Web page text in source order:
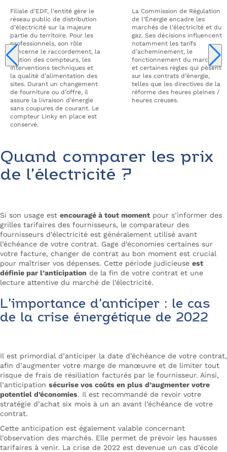
Filiale d’EDF, l’entité gère le
réseau public de distribution
d’électricité sur la majeure
partie du territoire. Pour les
professionnels, son rôle
concerne le raccordement, la
gestion des compteurs, les
interventions techniques et
la qualité d’alimentation des
sites. Durant un changement
de fourniture ou d’offre, il
assure la livraison d’énergie
sans coupures de courant. Le
compteur Linky en place est
conservé.
La Commission de Régulation
de l’Énergie encadre les
marchés de l’électricité et du
gaz. Ses décisions influencent
notamment les tarifs
d’acheminement, le
fonctionnement du marché
et certaines règles qui pèsent
sur les contrats d’énergie,
telles que les directives de la
réforme des heures pleines /
heures creuses.
Quand comparer les prix
de l’électricité ?
Si son usage est encouragé à tout moment pour s’informer des
grilles tarifaires des fournisseurs, le comparateur des
fournisseurs d’électricité est généralement utilisé avant
l’échéance de votre contrat. Gage d’économies certaines sur
votre facture, changer de contrat au bon moment est crucial
pour maîtriser vos dépenses. Cette période judicieuse est
définie par l’anticipation de la fin de votre contrat et une
lecture attentive du marché de l’électricité.
L’importance d’anticiper : le cas
de la crise énergétique de 2022
Il est primordial d’anticiper la date d’échéance de votre contrat,
afin d’augmenter votre marge de manœuvre et de limiter tout
risque de frais de résiliation facturés par le fournisseur. Ainsi,
l’anticipation sécurise vos coûts en plus d’augmenter votre
potentiel d’économies. Il est recommandé de revoir votre
stratégie d’achat six mois à un an avant l’échéance de votre
contrat.
Cette anticipation est également valable concernant
l’observation des marchés. Elle permet de prévoir les hausses
tarifaires à venir. La crise de 2022 est devenue un cas d’école